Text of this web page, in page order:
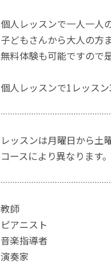
個人レッスンで一人一人
子どもさんから大人の方
無料体験も可能ですので
個人レッスンで1レッスン
レッスンは月曜日から土
コースにより異なります。
教師
ピアニスト
音楽指導者
演奏家